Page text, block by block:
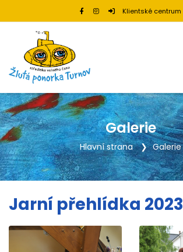
Klientské centrum
Galerie
Hlavní strana Galerie
Jarní přehlídka 2023